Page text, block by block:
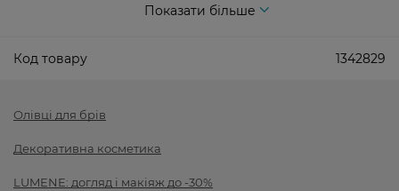
Показати більше
Код товару 1342829
Олівці для брів
Декоративна косметика
LUMENE: догляд і макіяж до -30%